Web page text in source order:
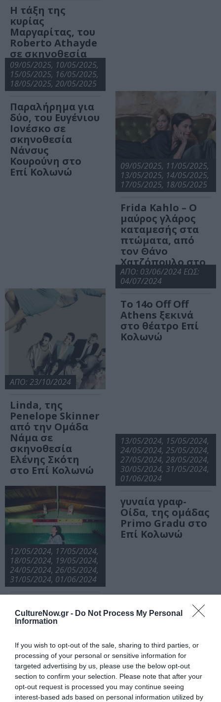
CultureNow.gr - Do Not Process My Personal
Information
If you wish to opt-out of the sale, sharing to third parties, or
processing of your personal or sensitive information for
targeted advertising by us, please use the below opt-out
section to confirm your selection. Please note that after your
opt-out request is processed you may continue seeing
interest-based ads based on personal information utilized by
Η τάξη της
κυρίας
Μαργαρίτας, του
Roberto Athayde
σε σκηνοθεσία
Σταύρου Κώττα
στο Επί Κολωνώ
09/05/2025, 10/05/2025,
15/05/2025, 16/05/2025,
18/05/2025, 20/05/2025
Παραλήρημα για
δύο, του Ευγένιου
Ιονέσκο σε
σκηνοθεσία
Νάνσυς
Κουρούνη στο
Επί Κολωνώ
09/05/2025, 11/05/2025,
13/05/2025, 14/05/2025,
17/05/2025, 18/05/2025
Frida Kahlo – Ο
μαύρος γλάρος
καταμεσής στα
πτώματα, από
τον Θάνο
Χατζόπουλο στο
Επί Κολωνώ
ΑΠΟ: 23/10/2024
Linda, της
Penelope Skinner
από την Ομάδα
Νάμα σε
σκηνοθεσία
Ελένης Σκότη
στο Επί Κολωνώ
ΑΠΟ: 03/06/2024 ΕΩΣ:
04/07/2024
Το 14ο Off Off
Athens ξεκινά
στο θέατρο Επί
Κολωνώ
12/05/2024, 17/05/2024,
18/05/2024, 19/05/2024,
24/05/2024, 26/05/2024,
31/05/2024, 01/06/2024
ομάδας Pleü σε
σκηνοθεσία
Κυπραίου στο
Επί Κολωνώ
13/05/2024, 15/05/2024,
24/05/2024, 25/05/2024,
27/05/2024, 28/05/2024,
30/05/2024, 31/05/2024,
01/06/2024
γυναία γραφ-
Οίδα, της ομάδας
Primo Gradu στο
Επί Κολωνώ
10/05/2024, 11/05/2024,
18/05/2024, 20/05/2024,
23/05/2024, 25/05/2024,
30/05/2024
Μονόκερως, της
ομάδας Ομάδα σε
19/05/2024, 21/05/2024,
23/05/2024, 26/05/2024,
27/05/2024, 29/05/2024
βάιζα, σε
σκηνοθεσία